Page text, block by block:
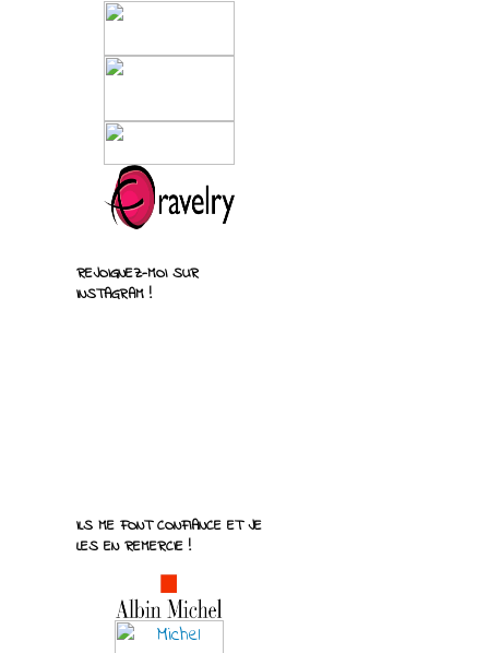
REJOIGNEZ-MOI SUR
INSTAGRAM !
ILS ME FONT CONFIANCE ET JE
LES EN REMERCIE !